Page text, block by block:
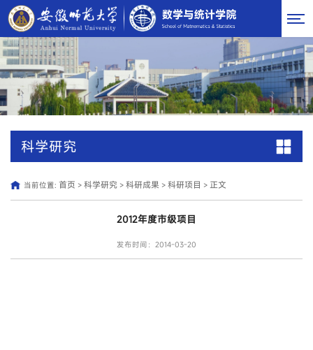
科学研究
当前位置: 首页 > 科学研究> 科研成果 > 科研项目 > 正文
2012年度市级项目
发布时间：2014-03-20